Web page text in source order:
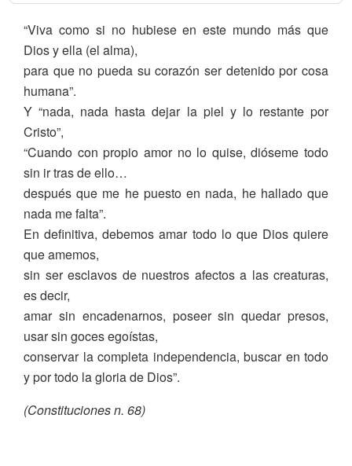
“Viva como si no hubiese en este mundo más que
Dios y ella (el alma),
para que no pueda su corazón ser detenido por cosa
humana”.
Y “nada, nada hasta dejar la piel y lo restante por
Cristo”,
“Cuando con propio amor no lo quise, dióseme todo
sin ir tras de ello…
después que me he puesto en nada, he hallado que
nada me falta”.
En definitiva, debemos amar todo lo que Dios quiere
que amemos,
sin ser esclavos de nuestros afectos a las creaturas,
es decir,
amar sin encadenarnos, poseer sin quedar presos,
usar sin goces egoístas,
conservar la completa independencia, buscar en todo
y por todo la gloria de Dios”.
(Constituciones n. 68)